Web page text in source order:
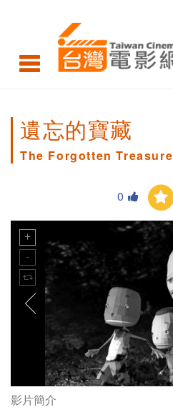
遺忘的寶藏
The Forgotten Treasure
0
遺忘的寶藏劇照
影片簡介